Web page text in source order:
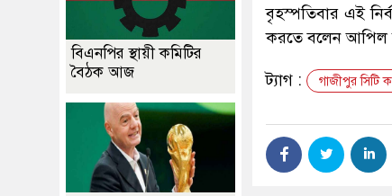
বৃহস্পতিবার এই
করতে বলেন আপিল
ট্যাগ : গাজীপুর সিটি
বিএনপির স্থায়ী কমিটির
বৈঠক আজ